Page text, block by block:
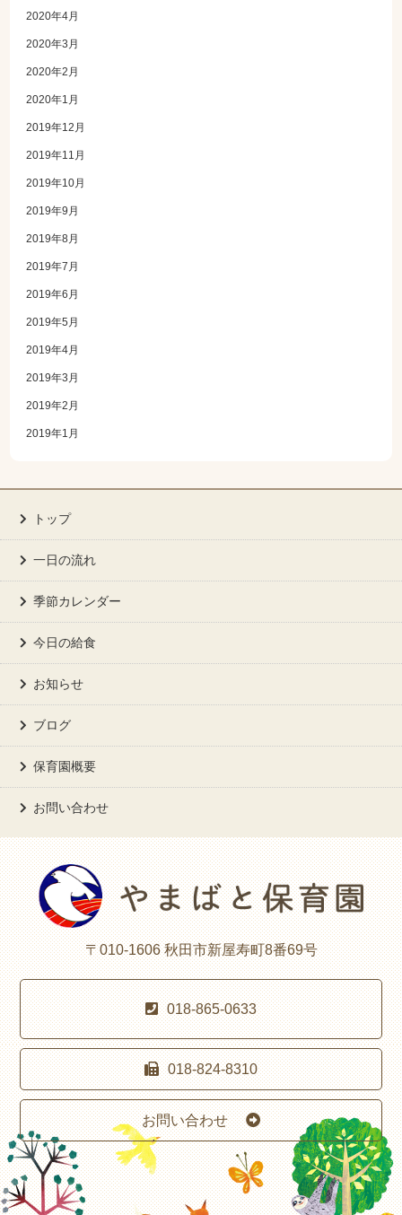
2020年4月
2020年3月
2020年2月
2020年1月
2019年12月
2019年11月
2019年10月
2019年9月
2019年8月
2019年7月
2019年6月
2019年5月
2019年4月
2019年3月
2019年2月
2019年1月
トップ
一日の流れ
季節カレンダー
今日の給食
お知らせ
ブログ
保育園概要
お問い合わせ
〒010-1606 秋田市新屋寿町8番69号
018-865-0633
018-824-8310
お問い合わせ